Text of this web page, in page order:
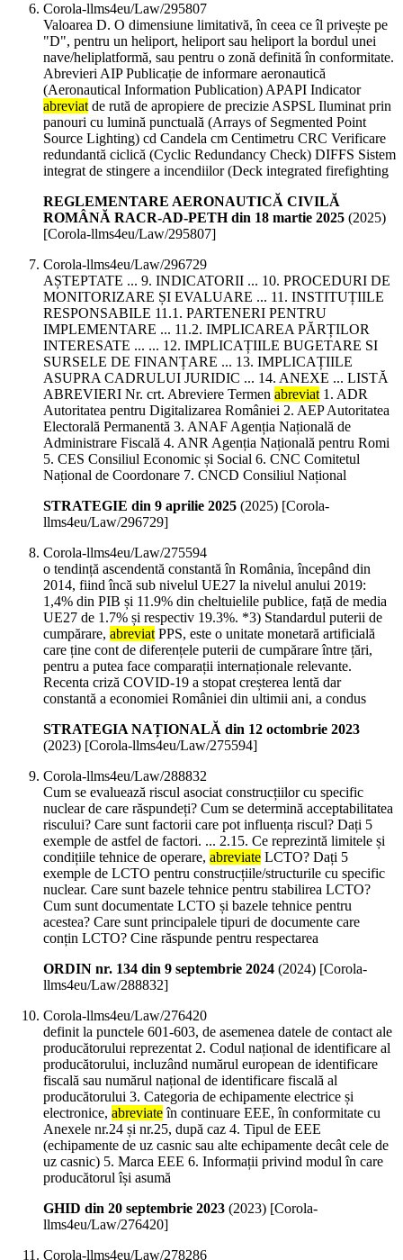
Corola-llms4eu/Law/295807
Valoarea D. O dimensiune limitativă, în ceea ce îl privește pe
"D", pentru un heliport, heliport sau heliport la bordul unei
nave/heliplatformă, sau pentru o zonă definită în conformitate.
Abrevieri AIP Publicație de informare aeronautică
(Aeronautical Information Publication) APAPI Indicator
abreviatde rută de apropiere de precizie ASPSL Iluminat prin
panouri cu lumină punctuală (Arrays of Segmented Point
Source Lighting) cd Candela cm Centimetru CRC Verificare
redundantă ciclică (Cyclic Redundancy Check) DIFFS Sistem
integrat de stingere a incendiilor (Deck integrated firefighting
REGLEMENTARE AERONAUTICĂ CIVILĂ
ROMÂNĂ RACR-AD-PETH din 18 martie 2025 (2025)
[Corola-llms4eu/Law/295807]
Corola-llms4eu/Law/296729
AȘTEPTATE ... 9. INDICATORII ... 10. PROCEDURI DE
MONITORIZARE ȘI EVALUARE ... 11. INSTITUȚIILE
RESPONSABILE 11.1. PARTENERI PENTRU
IMPLEMENTARE ... 11.2. IMPLICAREA PĂRȚILOR
INTERESATE ... ... 12. IMPLICAȚIILE BUGETARE SI
SURSELE DE FINANȚARE ... 13. IMPLICAȚIILE
ASUPRA CADRULUI JURIDIC ... 14. ANEXE ... LISTĂ
ABREVIERI Nr. crt. Abreviere Termen abreviat1. ADR
Autoritatea pentru Digitalizarea României 2. AEP Autoritatea
Electorală Permanentă 3. ANAF Agenția Națională de
Administrare Fiscală 4. ANR Agenția Națională pentru Romi
5. CES Consiliul Economic și Social 6. CNC Comitetul
Național de Coordonare 7. CNCD Consiliul Național
STRATEGIE din 9 aprilie 2025 (2025) [Corola-
llms4eu/Law/296729]
Corola-llms4eu/Law/275594
o tendință ascendentă constantă în România, începând din
2014, fiind încă sub nivelul UE27 la nivelul anului 2019:
1,4% din PIB și 11.9% din cheltuielile publice, față de media
UE27 de 1.7% și respectiv 19.3%. *3) Standardul puterii de
cumpărare, abreviatPPS, este o unitate monetară artificială
care ține cont de diferențele puterii de cumpărare între țări,
pentru a putea face comparații internaționale relevante.
Recenta criză COVID-19 a stopat creșterea lentă dar
constantă a economiei României din ultimii ani, a condus
STRATEGIA NAȚIONALĂ din 12 octombrie 2023
(2023) [Corola-llms4eu/Law/275594]
Corola-llms4eu/Law/288832
Cum se evaluează riscul asociat construcțiilor cu specific
nuclear de care răspundeți? Cum se determină acceptabilitatea
riscului? Care sunt factorii care pot influența riscul? Dați 5
exemple de astfel de factori. ... 2.15. Ce reprezintă limitele și
condițiile tehnice de operare, abreviate LCTO? Dați 5
exemple de LCTO pentru construcțiile/structurile cu specific
nuclear. Care sunt bazele tehnice pentru stabilirea LCTO?
Cum sunt documentate LCTO și bazele tehnice pentru
acestea? Care sunt principalele tipuri de documente care
conțin LCTO? Cine răspunde pentru respectarea
ORDIN nr. 134 din 9 septembrie 2024 (2024) [Corola-
llms4eu/Law/288832]
Corola-llms4eu/Law/276420
definit la punctele 601-603, de asemenea datele de contact ale
producătorului reprezentat 2. Codul național de identificare al
producătorului, incluzând numărul european de identificare
fiscală sau numărul național de identificare fiscală al
producătorului 3. Categoria de echipamente electrice și
electronice, abreviateîn continuare EEE, în conformitate cu
Anexele nr.24 și nr.25, după caz 4. Tipul de EEE
(echipamente de uz casnic sau alte echipamente decât cele de
uz casnic) 5. Marca EEE 6. Informații privind modul în care
producătorul își asumă
GHID din 20 septembrie 2023 (2023) [Corola-
llms4eu/Law/276420]
Corola-llms4eu/Law/278286